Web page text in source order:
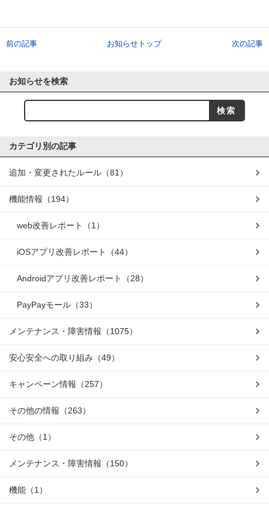
前の記事 お知らせトップ 次の記事
お知らせを検索
カテゴリ別の記事
追加・変更されたルール （81）
機能情報 （194）
web改善レポート （1）
iOSアプリ改善レポート （44）
Androidアプリ改善レポート （28）
PayPayモール （33）
メンテナンス・障害情報 （1075）
安心安全への取り組み （49）
キャンペーン情報 （257）
その他の情報 （263）
その他 （1）
メンテナンス・障害情報 （150）
機能 （1）